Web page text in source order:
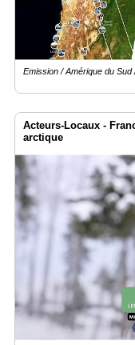
Emission / Amérique du Sud
Acteurs-Locaux -
arctique